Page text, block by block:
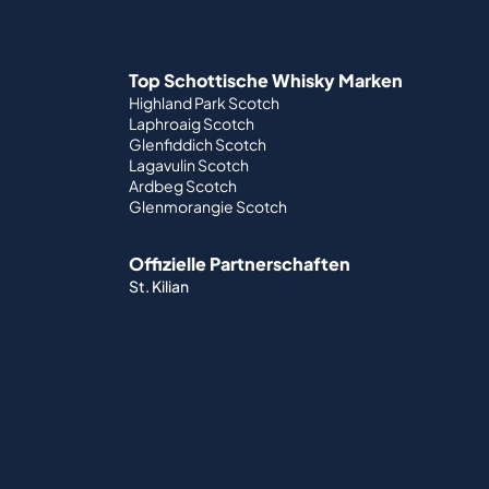
Top Schottische Whisky Marken
Highland Park Scotch
Laphroaig Scotch
Glenfiddich Scotch
Lagavulin Scotch
Ardbeg Scotch
Glenmorangie Scotch
Offizielle Partnerschaften
St. Kilian